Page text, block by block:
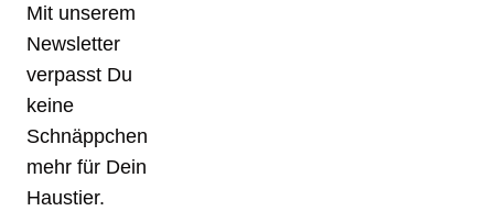
Mit unserem
Newsletter
verpasst Du
keine
Schnäppchen
mehr für Dein
Haustier.